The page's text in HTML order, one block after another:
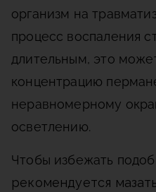
организм на
процесс воспаления
длительным, это
концентрацию
неравномерному
осветлению.
Чтобы избежать
рекомендуется